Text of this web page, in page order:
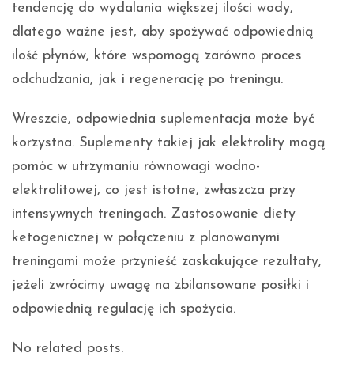
tendencję do wydalania większej ilości wody,
dlatego ważne jest, aby spożywać odpowiednią
ilość płynów, które wspomogą zarówno proces
odchudzania, jak i regenerację po treningu.
Wreszcie, odpowiednia suplementacja może być
korzystna. Suplementy takiej jak elektrolity mogą
pomóc w utrzymaniu równowagi wodno-
elektrolitowej, co jest istotne, zwłaszcza przy
intensywnych treningach. Zastosowanie diety
ketogenicznej w połączeniu z planowanymi
treningami może przynieść zaskakujące rezultaty,
jeżeli zwrócimy uwagę na zbilansowane posiłki i
odpowiednią regulację ich spożycia.
No related posts.